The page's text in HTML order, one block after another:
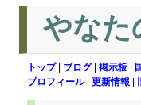
やなた
トップ| ブログ| 掲示板
プロフィール| 更新情報